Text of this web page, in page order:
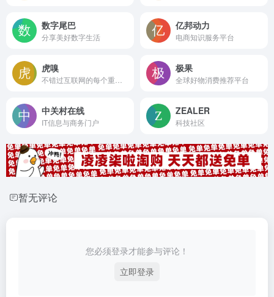
数字尾巴
分享美好数字生活
亿邦动力
电商知识服务平台
虎嗅 极果
全球好物消费推荐平台
中关村在线
IT信息与商务门户
ZEALER
科技社区
暂无评论
您必须登录才能参与评论！
立即登录